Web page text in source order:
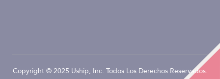
Copyright © 2025 Uship, Inc. Todos Los Derechos Reservados.